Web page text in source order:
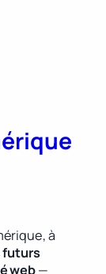
à
futurs
web—